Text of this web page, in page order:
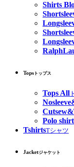
Shirts
Tops トップス
Tops All
Polo
TshirtsTシャツ
Jacketジャケット